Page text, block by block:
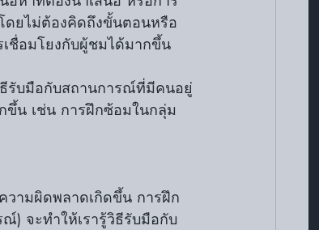
ดยไม่ต้องคิดถึงขั้นตอนหรือ
ชื่อมโยงกับผู้ชมได้มากขึ้น
น เช่น การฝึกซ้อมในกลุ่ม
จะทำให้เรารู้วิธีรับมือกับ